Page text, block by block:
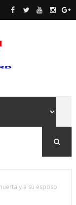
y a su esposo